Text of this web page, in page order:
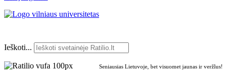
Ieškoti...
Seniausias Lietuvoje, bet visuomet jaunas ir veržlus!